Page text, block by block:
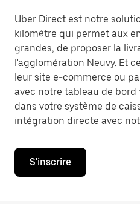
Uber Direct est notre
kilomètre qui permet aux
grandes, de proposer la
l'agglomération Neuvy. Et
leur site e-commerce ou
avec notre tableau de
dans votre système de
intégration directe avec
S'inscrire